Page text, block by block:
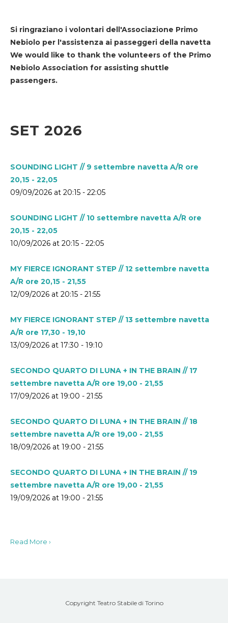
Si ringraziano i volontari dell'Associazione Primo
Nebiolo per l'assistenza ai passeggeri della navetta
We would like to thank the volunteers of the Primo
Nebiolo Association for assisting shuttle
passengers.
SET 2026
SOUNDING LIGHT // 9 settembre navetta A/R ore
20,15 - 22,05
09/09/2026 at 20:15 - 22:05
SOUNDING LIGHT // 10 settembre navetta A/R ore
20,15 - 22,05
10/09/2026 at 20:15 - 22:05
MY FIERCE IGNORANT STEP // 12 settembre navetta
A/R ore 20,15 - 21,55
12/09/2026 at 20:15 - 21:55
MY FIERCE IGNORANT STEP // 13 settembre navetta
A/R ore 17,30 - 19,10
13/09/2026 at 17:30 - 19:10
SECONDO QUARTO DI LUNA + IN THE BRAIN // 17
settembre navetta A/R ore 19,00 - 21,55
17/09/2026 at 19:00 - 21:55
SECONDO QUARTO DI LUNA + IN THE BRAIN // 18
settembre navetta A/R ore 19,00 - 21,55
18/09/2026 at 19:00 - 21:55
SECONDO QUARTO DI LUNA + IN THE BRAIN // 19
settembre navetta A/R ore 19,00 - 21,55
19/09/2026 at 19:00 - 21:55
Read More ›
Copyright Teatro Stabile di Torino